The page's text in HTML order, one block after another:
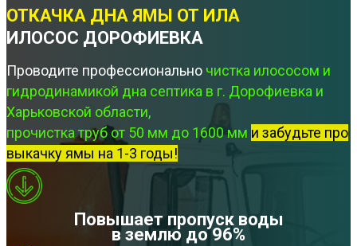
ОТКАЧКА ДНА ЯМЫ ОТ ИЛА
ИЛОСОС ДОРОФИЕВКА
Проводите профессионально чистка илососом и
гидродинамикой дна септика в г. Дорофиевка и
Харьковской области,
прочистка труб от 50 мм до 1600 мм и забудьте про
выкачку ямы на 1-3 годы!
Повышает пропуск воды
в землю до 96%